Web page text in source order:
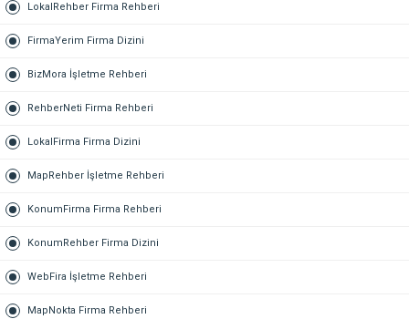
LokalRehber Firma Rehberi
FirmaYerim Firma Dizini
BizMora İşletme Rehberi
RehberNeti Firma Rehberi
LokalFirma Firma Dizini
MapRehber İşletme Rehberi
KonumFirma Firma Rehberi
KonumRehber Firma Dizini
WebFira İşletme Rehberi
MapNokta Firma Rehberi